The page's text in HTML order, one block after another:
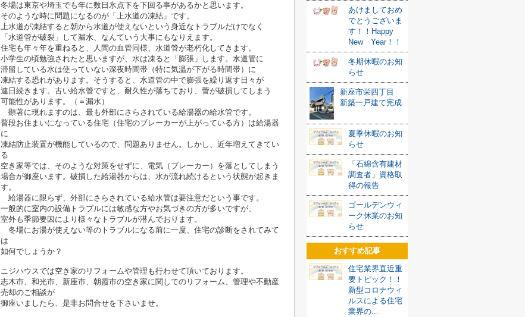
冬場は東京や埼玉でも年に数日氷点下を下回る事があるかと思います。
そのような時に問題になるのが「上水道の凍結」です。
上水道が凍結すると朝から水道が使えないという身近なトラブルだけでなく
「水道管が破裂」して漏水、なんていう大事にもなりえます。
住宅も年々年を重ねると、人間の血管同様、水道管が老朽化してきます。
小学生の頃勉強されたと思いますが、水は凍ると「膨張」します。水道管に
滞留している水は使っていない深夜時間帯（特に気温が下がる時間帯）に
凍結する恐れがあります。そうすると、水道管の中で膨張を繰り返す日々が
連日続きます。古い給水管ですと、耐久性が落ちており、菅が破損してしまう
可能性があります。（＝漏水）
顕著に現れますのは、最も外部にさらされている給湯器の給水管です。
普段お住まいになっている住宅（住宅のブレーカーが上がっている方）は給湯器
に
凍結防止装置が機能しているので、問題ありません。しかし、近年増えてきてい
る
空き家等では、そのような対策をせずに、電気（ブレーカー）を落としてしまう
場合が御座います。破損した給湯器からは、水が流れ続けるという状態が起きま
す。
給湯器に限らず、外部にさらされている給水管は要注意だという事です。
一般的に室内の設備トラブルには敏感な方やお気づきの方が多いですが、
室外も季節要因により様々なトラブルが潜んでおります。
冬場にお湯が使えない等のトラブルになる前に一度、住宅の診断をされてみて
は
如何でしょうか？
ニジハウスでは空き家のリフォームや管理も行わせて頂いております。
志木市、和光市、新座市、朝霞市の空き家に関してのリフォーム、管理や不動産
売却のご相談が
御座いましたら、是非お問合せを下さいませ。
あけましておめ
でとうございま
す！！Happy
New Year！！
冬期休暇のお知
らせ
新座市栄四丁目
新築一戸建て完成
夏季休暇のお知
らせ
「石綿含有建材
調査者」資格取
得の報告
ゴールデンウィ
ーク休業のお知
らせ
おすすめ記事
住宅業界直近重
要トピック！！
新型コロナウィ
ルスによる住宅
業界の...